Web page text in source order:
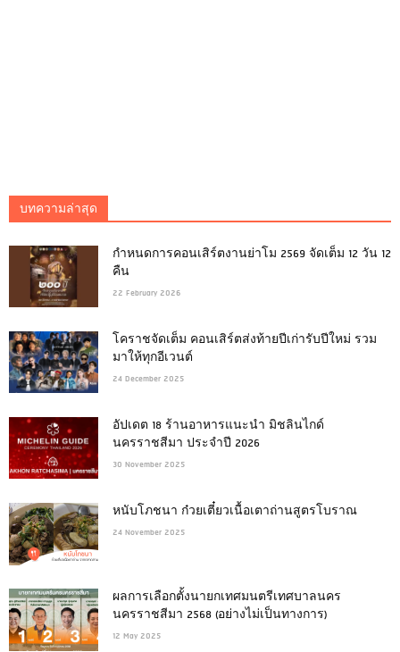
บทความล่าสุด
กำหนดการคอนเสิร์ตงานย่าโม 2569 จัดเต็ม 12 วัน 12
คืน
22 February 2026
โคราชจัดเต็ม คอนเสิร์ตส่งท้ายปีเก่ารับปีใหม่ รวม
มาให้ทุกอีเวนต์
24 December 2025
อัปเดต 18 ร้านอาหารแนะนำ มิชลินไกด์
นครราชสีมา ประจำปี 2026
30 November 2025
หนับโภชนา ก๋วยเตี๋ยวเนื้อเตาถ่านสูตรโบราณ
24 November 2025
ผลการเลือกตั้งนายกเทศมนตรีเทศบาลนคร
นครราชสีมา 2568 (อย่างไม่เป็นทางการ)
12 May 2025